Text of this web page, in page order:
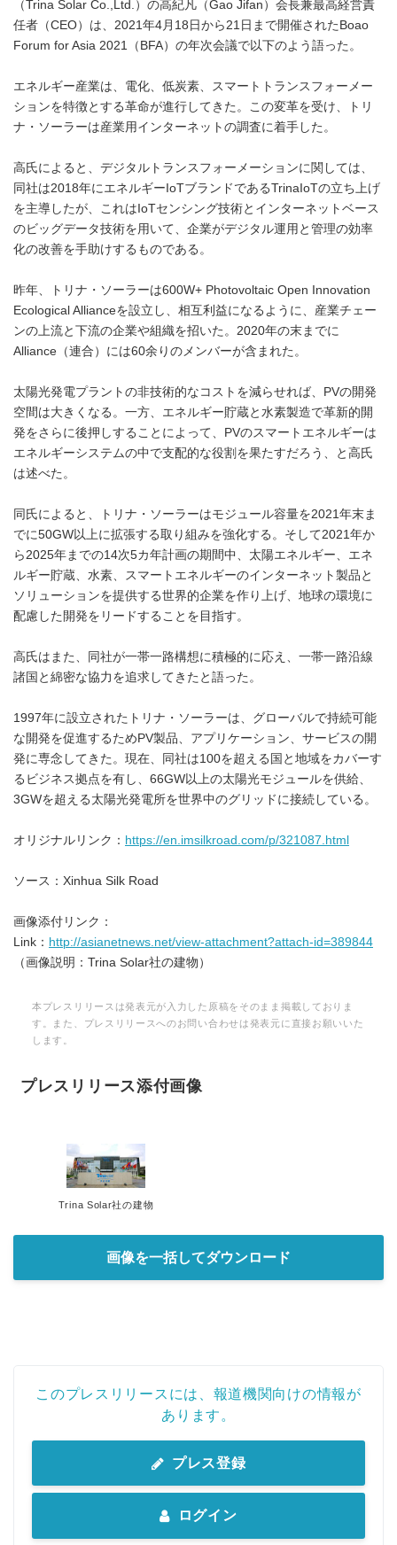
（Trina Solar Co.,Ltd.）の高紀凡（Gao Jifan）会長兼最高経営責
任者（CEO）は、2021年4月18日から21日まで開催されたBoao
Forum for Asia 2021（BFA）の年次会議で以下のよう語った。
エネルギー産業は、電化、低炭素、スマートトランスフォーメー
ションを特徴とする革命が進行してきた。この変革を受け、トリ
ナ・ソーラーは産業用インターネットの調査に着手した。
高氏によると、デジタルトランスフォーメーションに関しては、
同社は2018年にエネルギーIoTブランドであるTrinaIoTの立ち上げ
を主導したが、これはIoTセンシング技術とインターネットベース
のビッグデータ技術を用いて、企業がデジタル運用と管理の効率
化の改善を手助けするものである。
昨年、トリナ・ソーラーは600W+ Photovoltaic Open Innovation
Ecological Allianceを設立し、相互利益になるように、産業チェー
ンの上流と下流の企業や組織を招いた。2020年の末までに
Alliance（連合）には60余りのメンバーが含まれた。
太陽光発電プラントの非技術的なコストを減らせれば、PVの開発
空間は大きくなる。一方、エネルギー貯蔵と水素製造で革新的開
発をさらに後押しすることによって、PVのスマートエネルギーは
エネルギーシステムの中で支配的な役割を果たすだろう、と高氏
は述べた。
同氏によると、トリナ・ソーラーはモジュール容量を2021年末ま
でに50GW以上に拡張する取り組みを強化する。そして2021年か
ら2025年までの14次5カ年計画の期間中、太陽エネルギー、エネ
ルギー貯蔵、水素、スマートエネルギーのインターネット製品と
ソリューションを提供する世界的企業を作り上げ、地球の環境に
配慮した開発をリードすることを目指す。
高氏はまた、同社が一帯一路構想に積極的に応え、一帯一路沿線
諸国と綿密な協力を追求してきたと語った。
1997年に設立されたトリナ・ソーラーは、グローバルで持続可能
な開発を促進するためPV製品、アプリケーション、サービスの開
発に専念してきた。現在、同社は100を超える国と地域をカバーす
るビジネス拠点を有し、66GW以上の太陽光モジュールを供給、
3GWを超える太陽光発電所を世界中のグリッドに接続している。
オリジナルリンク： https://en.imsilkroad.com/p/321087.html
ソース：Xinhua Silk Road
画像添付リンク：
Link： http://asianetnews.net/view-attachment?attach-id=389844
（画像説明：Trina Solar社の建物）
本プレスリリースは発表元が入力した原稿をそのまま掲載しておりま
す。また、プレスリリースへのお問い合わせは発表元に直接お願いいた
します。
プレスリリース添付画像
Trina Solar社の建物
画像を一括してダウンロード
このプレスリリースには、報道機関向けの情報が
あります。
プレス登録
ログイン